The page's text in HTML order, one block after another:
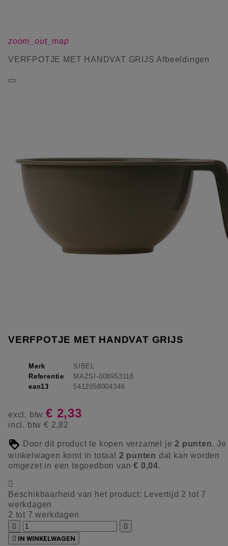
zoom_out_map
VERFPOTJE MET HANDVAT GRIJS Afbeeldingen
VERFPOTJE MET HANDVAT GRIJS
Merk
SIBEL
Referentie
MAZSI-008953118
ean13
5412058004346
excl. btw € 2,33
incl. btw € 2,82
Door dit product te kopen verzamel je2 punten. Je
winkelwagen komt in totaal 2 punten dat kan worden
omgezet in een tegoedbon van€ 0,04.

Beschikbaarheid van het product:
Levertijd 2 tot 7
werkdagen
2 tot 7 werkdagen


 IN WINKELWAGEN